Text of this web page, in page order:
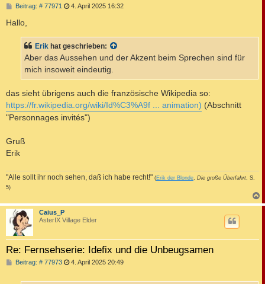
Beitrag: # 77971 B
r
a
g
4. April 2025 16:32
Hallo,
Erik hat geschrieben:
Aber das Aussehen und der Akzent beim Sprechen sind für
mich insoweit eindeutig.
das sieht übrigens auch die französische Wikipedia so:
https://fr.wikipedia.org/wiki/Id%C3%A9f ... animation) (Abschnitt
"Personnages invités")
Gruß
Erik
"Alle sollt ihr noch sehen, daß ich habe recht!" (Erik der Blonde, Die große Überfahrt, S.
5)
a
Caius_P
AsterIX Village Elder
Re: Fernsehserie: Idefix und die Unbeugsamen
Beitrag: # 77973B 4. April 2025 20:49